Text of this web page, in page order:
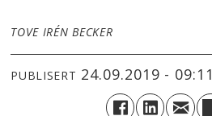
TOVE IRÉN BECKER
PUBLISERT 24.09.2019 - 09:11